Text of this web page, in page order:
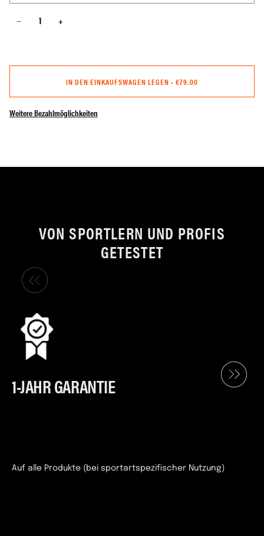
− +
IN DEN EINKAUFSWAGEN LEGEN • €79.00
Weitere Bezahlmöglichkeiten
VON SPORTLERN UND PROFIS
GETESTET
1-JAHR GARANTIE
Auf alle Produkte (bei sportartspezifischer Nutzung)